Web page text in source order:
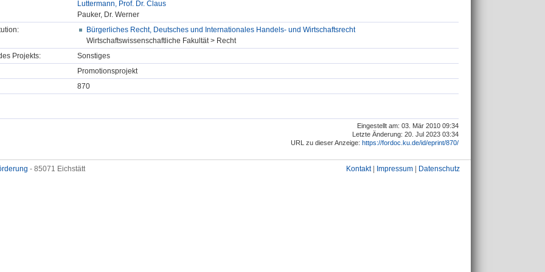
Luttermann, Prof. Dr. Claus
Pauker, Dr. Werner
Bürgerliches Recht, Deutsches und Internationales Handels- und Wirtschaftsrecht
Wirtschaftswissenschaftliche Fakultät > Recht
Projekts:
Sonstiges
Promotionsprojekt
870
Eingestellt am: 03. Mär 2010 09:34
Letzte Änderung: 20. Jul 2023 03:34
URL zu dieser Anzeige: https://fordoc.ku.de/id/eprint/870/
- 85071 Eichstätt Kontakt| Impressum Datenschutz